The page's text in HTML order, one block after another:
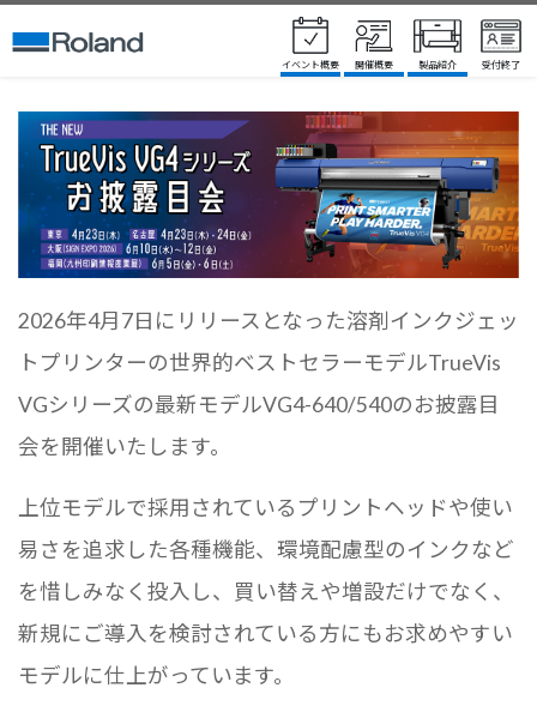
イベント概要 開催概要 製品紹介 受付終了
2026年4月7日にリリースとなった溶剤インクジェッ
トプリンターの世界的ベストセラーモデルTrueVis
VGシリーズの最新モデルVG4-640/540のお披露目
会を開催いたします。
上位モデルで採用されているプリントヘッドや使い
易さを追求した各種機能、環境配慮型のインクなど
を惜しみなく投入し、買い替えや増設だけでなく、
新規にご導入を検討されている方にもお求めやすい
モデルに仕上がっています。